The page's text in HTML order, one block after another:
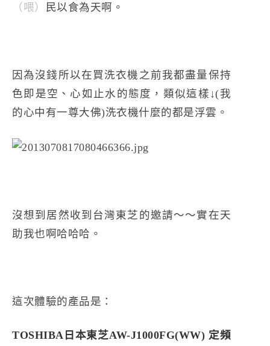
（喂）
民以食為天啊。
因為沒錢所以在買洗衣機之前我都盡量保持
色即是空、心如止水的態度，類似這樣↓(我
的心中有一尊大佛)洗衣機什麼的都是浮雲。
沒想到居然收到台灣東芝的邀請～～實在天
助我也啊哈哈哈。
這次體驗的產品是：
TOSHIBA日本東芝AW-J1000FG(WW) 定頻